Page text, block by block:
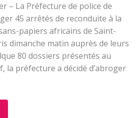
– La Préfecture de police de
45 arrêtés de reconduite à la
papiers africains de Saint-
dimanche matin auprès de leurs
80 dossiers présentés au
la préfecture a décidé d’abroger